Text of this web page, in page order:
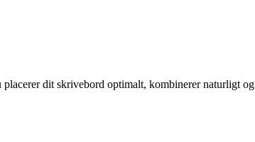
dit skrivebord optimalt, kombinerer naturligt